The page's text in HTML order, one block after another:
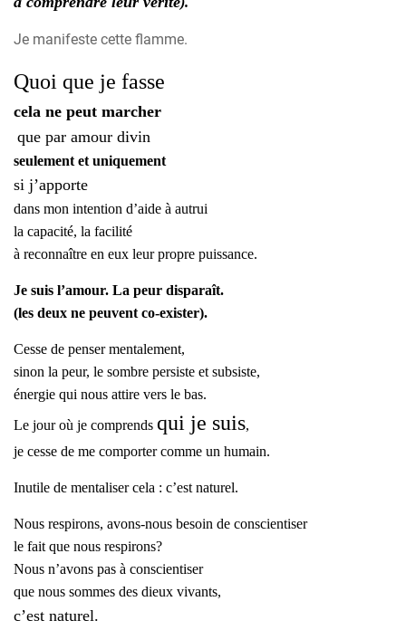
Je manifeste cette flamme.
Quoi que je fasse
cela ne peut marcher
que par amour divin
seulement et uniquement
si j’apporte
dans mon intention d’aide à autrui
la capacité, la facilité
à reconnaître en eux leur propre puissance.
Je suis l’amour. La peur disparaît.
(les deux ne peuvent co-exister).
Cesse de penser mentalement,
sinon la peur, le sombre persiste et subsiste,
énergie qui nous attire vers le bas.
Le jour où je comprends qui je suis,
je cesse de me comporter comme un humain.
Inutile de mentaliser cela : c’est naturel.
Nous respirons, avons-nous besoin de conscientiser
le fait que nous respirons?
Nous n’avons pas à conscientiser
que nous sommes des dieux vivants,
c’est naturel.